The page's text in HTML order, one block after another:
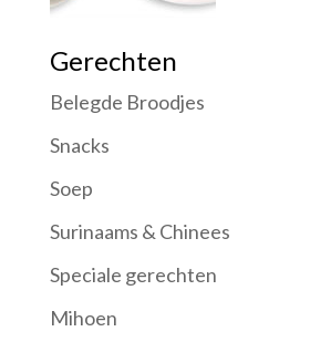
Gerechten
Belegde Broodjes
Snacks
Soep
Surinaams & Chinees
Speciale gerechten
Mihoen